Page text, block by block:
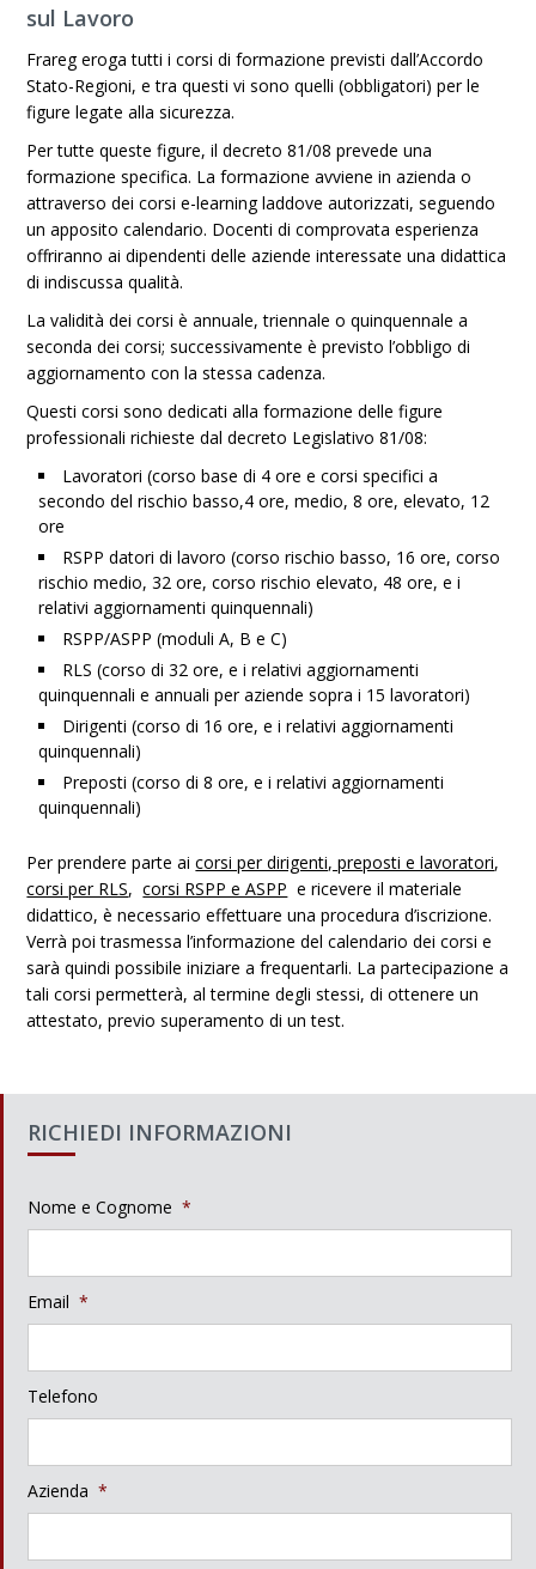
sul Lavoro
Frareg eroga tutti i corsi di formazione previsti dall’Accordo
Stato-Regioni, e tra questi vi sono quelli (obbligatori) per le
figure legate alla sicurezza.
Per tutte queste figure, il decreto 81/08 prevede una
formazione specifica. La formazione avviene in azienda o
attraverso dei corsi e-learning laddove autorizzati, seguendo
un apposito calendario. Docenti di comprovata esperienza
offriranno ai dipendenti delle aziende interessate una didattica
di indiscussa qualità.
La validità dei corsi è annuale, triennale o quinquennale a
seconda dei corsi; successivamente è previsto l’obbligo di
aggiornamento con la stessa cadenza.
Questi corsi sono dedicati alla formazione delle figure
professionali richieste dal decreto Legislativo 81/08:
Lavoratori (corso base di 4 ore e corsi specifici a
secondo del rischio basso,4 ore, medio, 8 ore, elevato, 12
ore
RSPP datori di lavoro (corso rischio basso, 16 ore, corso
rischio medio, 32 ore, corso rischio elevato, 48 ore, e i
relativi aggiornamenti quinquennali)
RSPP/ASPP (moduli A, B e C)
RLS (corso di 32 ore, e i relativi aggiornamenti
quinquennali e annuali per aziende sopra i 15 lavoratori)
Dirigenti (corso di 16 ore, e i relativi aggiornamenti
quinquennali)
Preposti (corso di 8 ore, e i relativi aggiornamenti
quinquennali)
Per prendere parte aicorsi per dirigenti, preposti e lavoratori,
corsi per RLS,corsi RSPP e ASPP e ricevere il materiale
didattico, è necessario effettuare una procedura d’iscrizione.
Verrà poi trasmessa l’informazione del calendario dei corsi e
sarà quindi possibile iniziare a frequentarli. La partecipazione a
tali corsi permetterà, al termine degli stessi, di ottenere un
attestato, previo superamento di un test.
RICHIEDI INFORMAZIONI
Nome e Cognome *
Email *
Telefono
Azienda *